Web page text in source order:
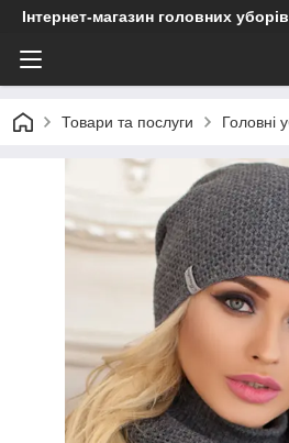
Інтернет-магазин головних
Товари та послуги Головні